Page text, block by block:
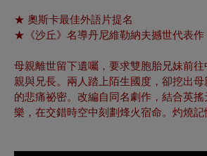
★ 奧斯卡最佳外語片提名
★《沙丘》名導丹尼維勒納夫撼世代表作
母親離世留下遺囑，要求雙胞胎兄妹前
親與兄長。兩人踏上陌生國度，卻挖出母
的悲痛祕密。改編自同名劇作，結合英
樂，在交錯時空中刻劃烽火宿命。灼燒記